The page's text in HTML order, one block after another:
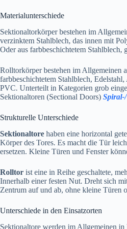
Materialunterschiede
Sektionaltorkörper bestehen im
verzinktem Stahlblech, das innen mit
Oder aus farbbeschichtetem Stahlblech,
Rolltorkörper bestehen im Allgemeinen
farbbeschichtetem Stahlblech,
PVC. Unterteilt in Kategorien grob
Sektionaltoren (Sectional Doors)
Strukturelle Unterschiede
Sektionaltore haben eine horizontal
Körper des Tores. Es macht die Tür
ersetzen. Kleine Türen und Fenster
Rolltor ist eine in Reihe geschaltete,
Innerhalb einer festen Nut. Dreht sich
Zentrum auf und ab, ohne kleine Türen
Unterschiede in den Einsatzorten
Sektionaltore werden im Allgemeinen